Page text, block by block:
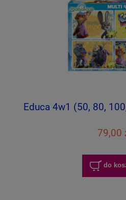
Educa 4w1 (50, 80,
79,00
do